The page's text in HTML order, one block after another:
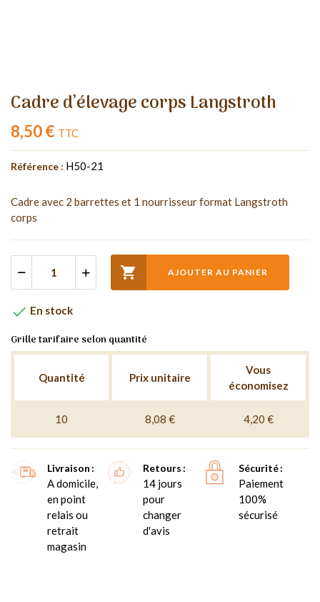
Cadre d’élevage corps Langstroth
8,50 € TTC
Référence : H50-21
Cadre avec 2 barrettes et 1 nourrisseur format Langstroth
corps
 AJOUTER AU PANIER
 En stock
Grille tarifaire selon quantité
Quantité Prix unitaire
Vous
économisez
10 8,08 € 4,20 €
Livraison
A domicile,
en point
relais ou
retrait
magasin
Retours
14 jours
pour
changer
d'avis
Sécurité
Paiement
100%
sécurisé